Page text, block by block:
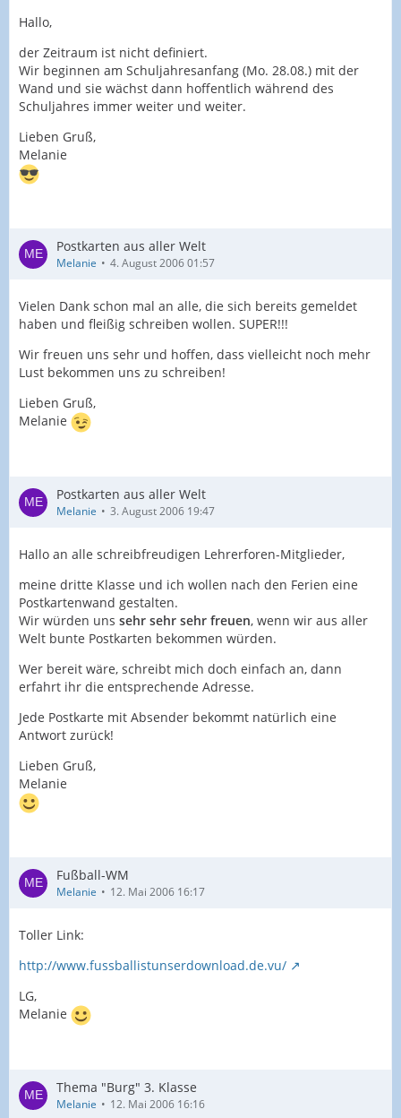
Hallo,
der Zeitraum ist nicht definiert.
Wir beginnen am Schuljahresanfang (Mo. 28.08.) mit der
Wand und sie wächst dann hoffentlich während des
Schuljahres immer weiter und weiter.
Lieben Gruß,
Melanie
Postkarten aus aller Welt
Melanie 4. August 2006 01:57
Vielen Dank schon mal an alle, die sich bereits gemeldet
haben und fleißig schreiben wollen. SUPER!!!
Wir freuen uns sehr und hoffen, dass vielleicht noch mehr
Lust bekommen uns zu schreiben!
Lieben Gruß,
Melanie
Postkarten aus aller Welt
Melanie 3. August 2006 19:47
Hallo an alle schreibfreudigen Lehrerforen-Mitglieder,
meine dritte Klasse und ich wollen nach den Ferien eine
Postkartenwand gestalten.
Wir würden uns sehr sehr sehr freuen, wenn wir aus aller
Welt bunte Postkarten bekommen würden.
Wer bereit wäre, schreibt mich doch einfach an, dann
erfahrt ihr die entsprechende Adresse.
Jede Postkarte mit Absender bekommt natürlich eine
Antwort zurück!
Lieben Gruß,
Melanie
Fußball-WM
Melanie 12. Mai 2006 16:17
Toller Link:
http://www.fussballistunserdownload.de.vu/
LG,
Melanie
Thema "Burg" 3. Klasse
Melanie 12. Mai 2006 16:16